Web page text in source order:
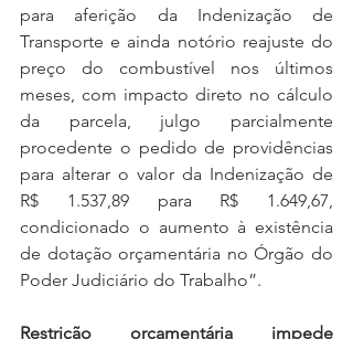
para aferição da Indenização de
Transporte e ainda notório reajuste do
preço do combustível nos últimos
meses, com impacto direto no cálculo
da parcela, julgo parcialmente
procedente o pedido de providências
para alterar o valor da Indenização de
R$ 1.537,89 para R$ 1.649,67,
condicionado o aumento à existência
de dotação orçamentária no Órgão do
Poder Judiciário do Trabalho”.
Restrição orçamentária impede